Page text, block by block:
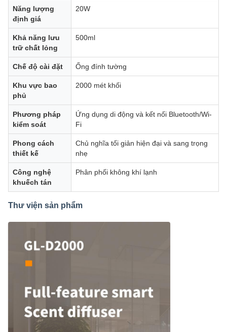
Năng lượng
định giá
20W
Khả năng lưu
trữ chất lỏng
500ml
Chế độ cài đặt Ống đính tường
Khu vực bao
phủ
2000 mét khối
Phương pháp
kiểm soát
Ứng dụng di động và kết nối Bluetooth/Wi-
Fi
Phong cách
thiết kế
Chủ nghĩa tối giản hiện đại và sang trọng
nhẹ
Công nghệ
khuếch tán
Phân phối không khí lạnh
Thư viện sản phẩm